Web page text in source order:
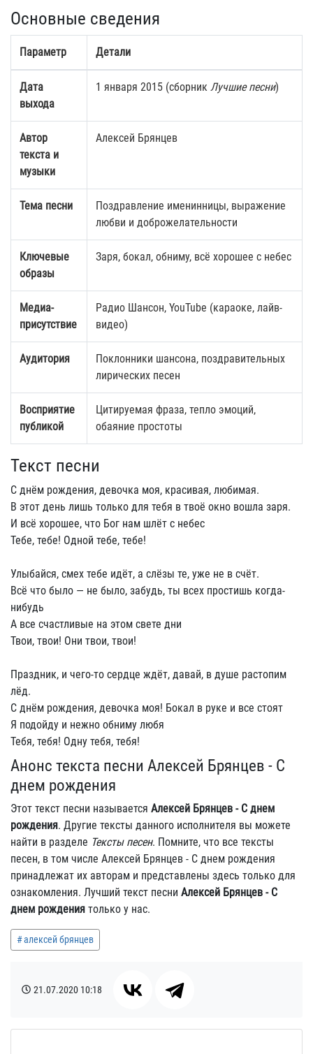
Основные сведения
Параметр Детали
Дата
выхода
1 января 2015 (сборник Лучшие песни)
Автор
текста и
музыки
Алексей Брянцев
Тема песни
Поздравление именинницы, выражение
любви и доброжелательности
Ключевые
образы
Заря, бокал, обниму, всё хорошее с небес
Медиа-
присутствие
Радио Шансон, YouTube (караоке, лайв-
видео)
Аудитория
Поклонники шансона, поздравительных
лирических песен
Восприятие
публикой
Цитируемая фраза, тепло эмоций,
обаяние простоты
Текст песни
С днём рождения, девочка моя, красивая, любимая.
В этот день лишь только для тебя в твоё окно вошла заря.
И всё хорошее, что Бог нам шлёт с небес
Тебе, тебе! Одной тебе, тебе!
Улыбайся, смех тебе идёт, а слёзы те, уже не в счёт.
Всё что было — не было, забудь, ты всех простишь когда-
нибудь
А все счастливые на этом свете дни
Твои, твои! Они твои, твои!
Праздник, и чего-то сердце ждёт, давай, в душе растопим
лёд.
С днём рождения, девочка моя! Бокал в руке и все стоят
Я подойду и нежно обниму любя
Тебя, тебя! Одну тебя, тебя!
Анонс текста песни Алексей Брянцев - С
днем рождения
Этот текст песни называется Алексей Брянцев - С днем
рождения. Другие тексты данного исполнителя вы можете
найти в разделе Тексты песен. Помните, что все тексты
песен, в том числе Алексей Брянцев - С днем рождения
принадлежат их авторам и представлены здесь только для
ознакомления. Лучший текст песни Алексей Брянцев - С
днем рождения только у нас.
алексей брянцев
21.07.2020 10:18